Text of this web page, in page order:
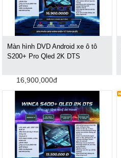
Màn hình DVD Android xe ô tô
S200+ Pro Qled 2K DTS
16,900,000đ